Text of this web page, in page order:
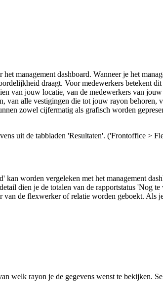
management dashboard. Wanneer je het
draagt. Voor medewerkers betekent
van jouw locatie, van de medewerkers van
alle vestigingen die tot jouw rayon behoren,
zowel cijfermatig als grafisch worden
uit de tabbladen 'Resultaten'. ('Frontoffice >
worden vergeleken met het management
dien je de totalen van de rapportstatus 'Nog
de flexwerker of relatie worden geboekt. Als
welk rayon je de gegevens wenst te bekijken.